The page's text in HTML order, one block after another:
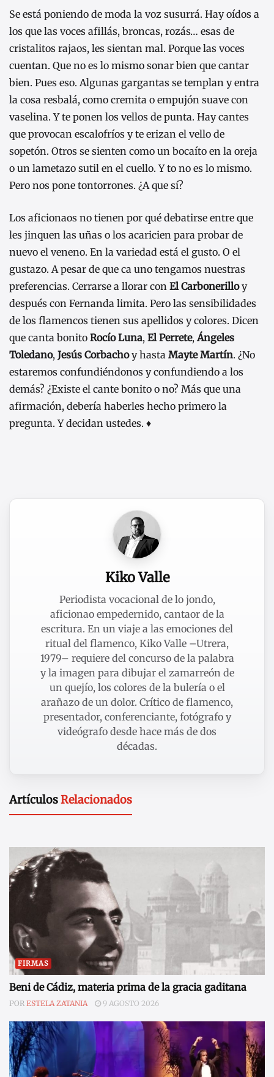
Se está poniendo de moda la voz susurrá. Hay oídos a
los que las voces afillás, broncas, rozás… esas de
cristalitos rajaos, les sientan mal. Porque las voces
cuentan. Que no es lo mismo sonar bien que cantar
bien. Pues eso. Algunas gargantas se templan y entra
la cosa resbalá, como cremita o empujón suave con
vaselina. Y te ponen los vellos de punta. Hay cantes
que provocan escalofríos y te erizan el vello de
sopetón. Otros se sienten como un bocaíto en la oreja
o un lametazo sutil en el cuello. Y to no es lo mismo.
Pero nos pone tontorrones. ¿A que sí?
Los aficionaos no tienen por qué debatirse entre que
les jinquen las uñas o los acaricien para probar de
nuevo el veneno. En la variedad está el gusto. O el
gustazo. A pesar de que ca uno tengamos nuestras
preferencias. Cerrarse a llorar con El Carbonerilloy
después con Fernanda limita. Pero las sensibilidades
de los flamencos tienen sus apellidos y colores. Dicen
que canta bonito Rocío Luna, El Perrete,Ángeles
Toledano, Jesús Corbachoy hasta Mayte Martín. ¿No
estaremos confundiéndonos y confundiendo a los
demás? ¿Existe el cante bonito o no? Más que una
afirmación, debería haberles hecho primero la
pregunta. Y decidan ustedes. ♦
Kiko Valle
Periodista vocacional de lo jondo,
aficionao empedernido, cantaor de la
escritura. En un viaje a las emociones del
ritual del flamenco, Kiko Valle –Utrera,
1979– requiere del concurso de la palabra
y la imagen para dibujar el zamarreón de
un quejío, los colores de la bulería o el
arañazo de un dolor. Crítico de flamenco,
presentador, conferenciante, fotógrafo y
videógrafo desde hace más de dos
décadas.
ArtículosRelacionados
FIRMAS
Beni de Cádiz, materia prima de la gracia gaditana
POR ESTELA ZATANIA 9 AGOSTO 2026